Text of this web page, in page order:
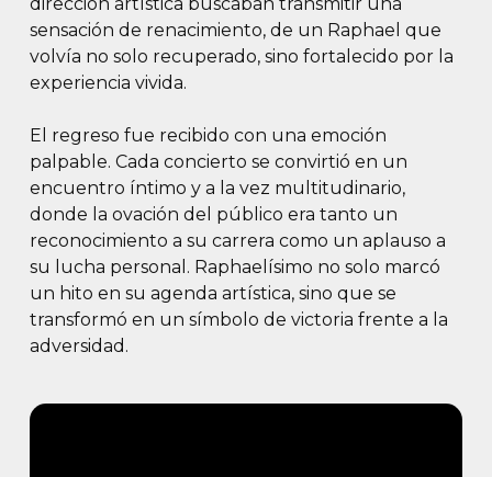
sensación de renacimiento, de un Raphael que
volvía no solo recuperado, sino fortalecido por la
experiencia vivida.
El regreso fue recibido con una emoción
palpable. Cada concierto se convirtió en un
encuentro íntimo y a la vez multitudinario,
donde la ovación del público era tanto un
reconocimiento a su carrera como un aplauso a
su lucha personal. Raphaelísimo no solo marcó
un hito en su agenda artística, sino que se
transformó en un símbolo de victoria frente a la
adversidad.